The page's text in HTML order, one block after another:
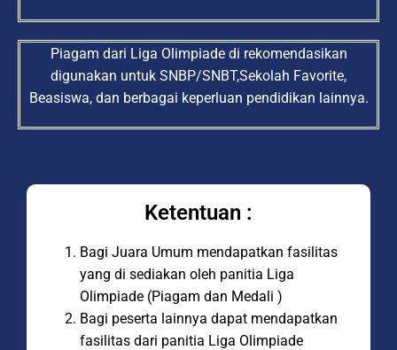
Piagam dari Liga Olimpiade di rekomendasikan
digunakan untuk SNBP/SNBT,Sekolah Favorite,
Beasiswa, dan berbagai keperluan pendidikan lainnya.
Ketentuan :
Bagi Juara Umum mendapatkan fasilitas
yang di sediakan oleh panitia Liga
Olimpiade (Piagam dan Medali )
Bagi peserta lainnya dapat mendapatkan
fasilitas dari panitia Liga Olimpiade